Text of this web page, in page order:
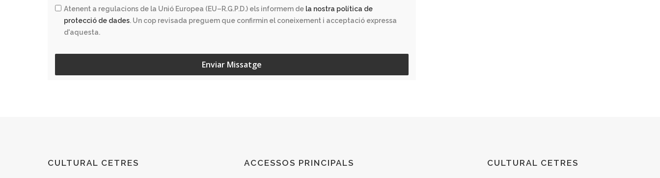
Atenent a regulacions de la Unió Europea (EU–R.G.P.D.) els informem de la nostra política de
protecció de dades. Un cop revisada preguem que confirmin el coneixement i acceptació expressa
d'aquesta.
Enviar Missatge
CULTURAL CETRES ACCESSOS PRINCIPALS CULTURAL CETRES